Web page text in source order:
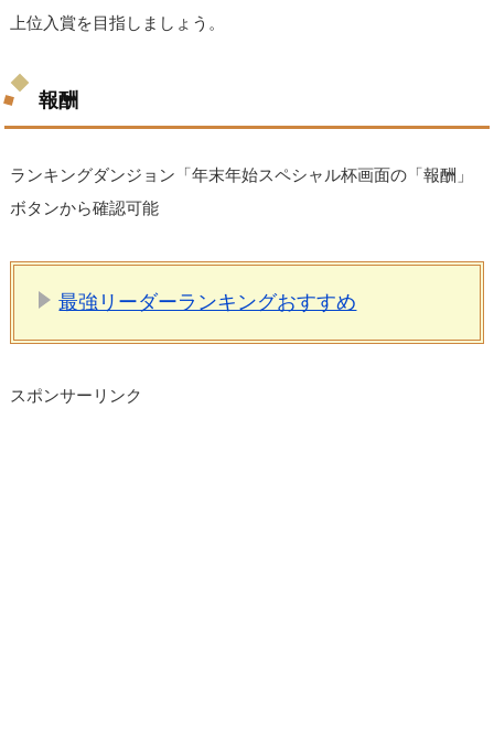
上位入賞を目指しましょう。
報酬
ランキングダンジョン「年末年始スペシャル杯画面の「報酬」
ボタンから確認可能
最強リーダーランキングおすすめ
スポンサーリンク